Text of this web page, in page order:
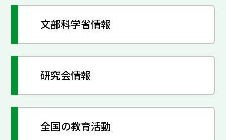
文部科学省情報
研究会情報
全国の教育活動